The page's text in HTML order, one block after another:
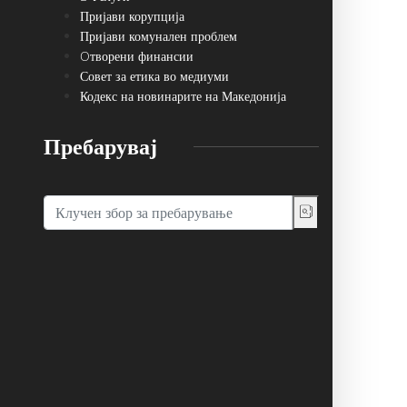
Пријави корупција
Пријави комунален проблем
Oтворени финансии
Совет за етика во медиуми
Кодекс на новинарите на Македонија
Пребарувај